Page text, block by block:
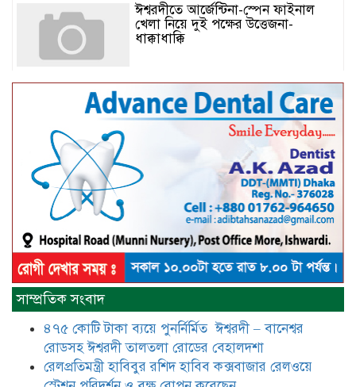
ঈশ্বরদীতে আর্জেন্টিনা-স্পেন ফাইনাল
খেলা নিয়ে দুই পক্ষের উত্তেজনা-
ধাক্কাধাক্কি
বাংলাদেশসহ বাসযোগ্য পৃথিবী গড়তে
গাছ লাগিয়ে অক্সিজেন ফ্যাক্টরী গড়ে
তোলার বিকল্প নেই——বিএনপির
কেন্দ্রিয় নেতা সাবেক এমপি বীর
মুক্তিযোদ্ধা সিরাজুল ইসলাম সরদার
আটঘরিয়ায় বিএনপি নেতার ভাতিজাকে ছাত্রলীগের সাধারণ
​​অবৈধ অর্থ বা পেশীশক্তি না থাকলে
রাজনীতিতে টিকে থাকার একমাত্র উপায়
বিএনপির কেন্দ্রিয় নেতা সিরাজুল ইসলাম
সরদার
মধুমতি এক্সপ্রেস ট্রেনে রেলওয়ে জেলা
ডিবি টিমের বিশেষ অভিযানে রতন লাল
সাম্প্রতিক সংবাদ
৪৭৫ কোটি টাকা ব্যয়ে পুনর্নির্মিত ঈশ্বরদী – বানেশ্বর
রোডসহ ঈশ্বরদী তালতলা রোডের বেহালদশা
রেলপ্রতিমন্ত্রী হাবিবুর রশিদ হাবিব কক্সবাজার রেলওয়ে